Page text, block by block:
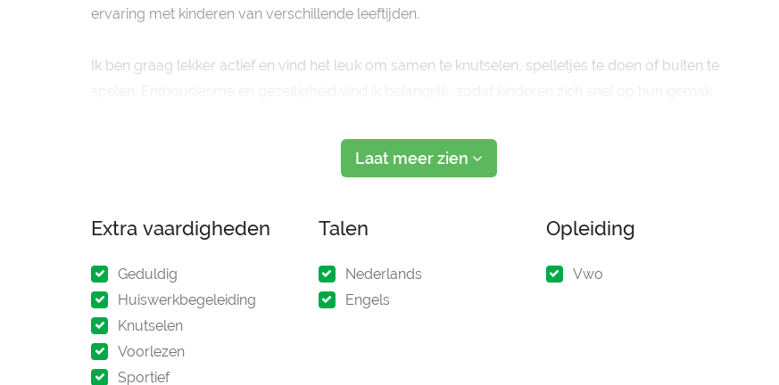
ervaring met kinderen van verschillende leeftijden.
Ik ben graag lekker actief en vind het leuk om samen te knutselen, spelletjes te doen of buiten te
spelen. Enthousiasme en gezelligheid vind ik belangrijk, zodat kinderen zich snel op hun gemak
Laat meer zien
Extra vaardigheden
Geduldig
Huiswerkbegeleiding
Knutselen
Voorlezen
Sportief
Talen
Nederlands
Engels
Opleiding
Vwo